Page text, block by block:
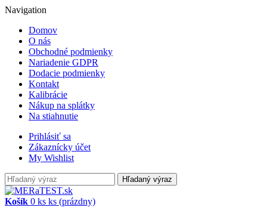
Navigation
Domov
O nás
Obchodné podmienky
Nariadenie GDPR
Dodacie podmienky
Kontakt
Kalibrácie
Nákup na splátky
Na stiahnutie
Prihlásiť sa
Zákaznícky účet
My Wishlist
Hľadaný výraz
Košík 0 ks ks (prázdny)